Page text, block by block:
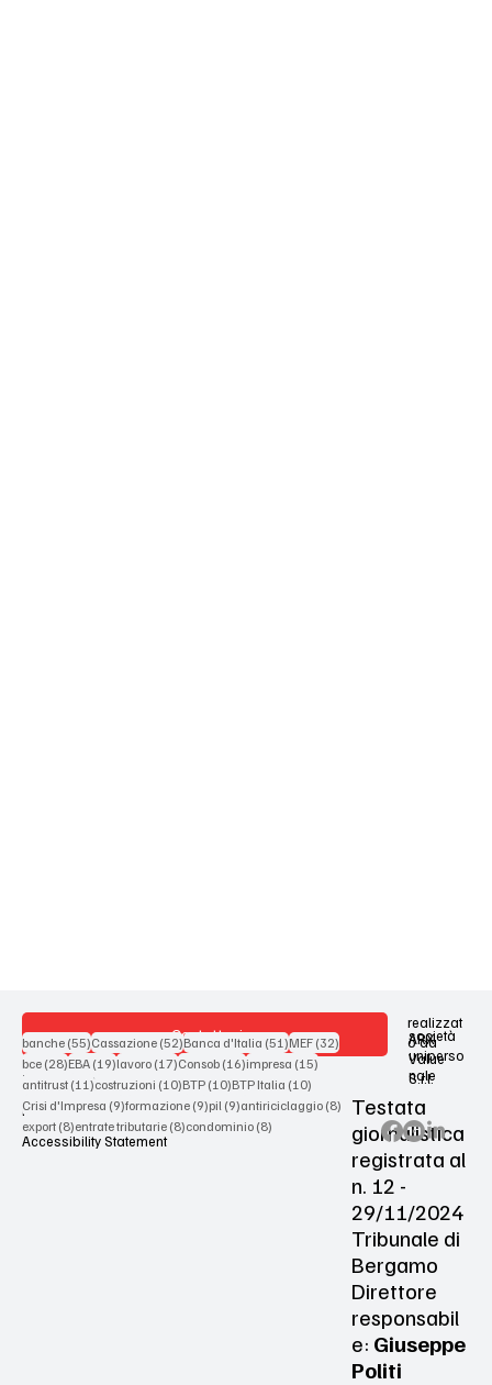
Contattaci
Terms & Conditions
Privacy Policy
Accessibility Statement
realizzat
o da
società
uniperso
nale
ARX
Value
S.r.l.
Testata
giornalistica
registrata al
n. 12 -
29/11/2024
Tribunale di
Bergamo
Direttore
responsabil
e: Giuseppe
Politi
banche (55)55 post
Cassazione (52)52 post
Banca d'Italia (51)51 post
MEF (32)32 post
bce (28)28 post
EBA (19)19 post
lavoro (17)17 post
Consob (16)16 post
impresa (15)15 post
antitrust (11)11 post
costruzioni (10)10 post
BTP (10)10 post
BTP Italia (10)10 post
Crisi d'Impresa (9)9 post
formazione (9)9 post
pil (9)9 post
antiriciclaggio (8)8 post
export (8)8 post
entrate tributarie (8)8 post
condominio (8)8 post